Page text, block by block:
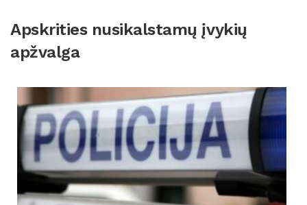
Apskrities nusikalstamų įvykių
apžvalga